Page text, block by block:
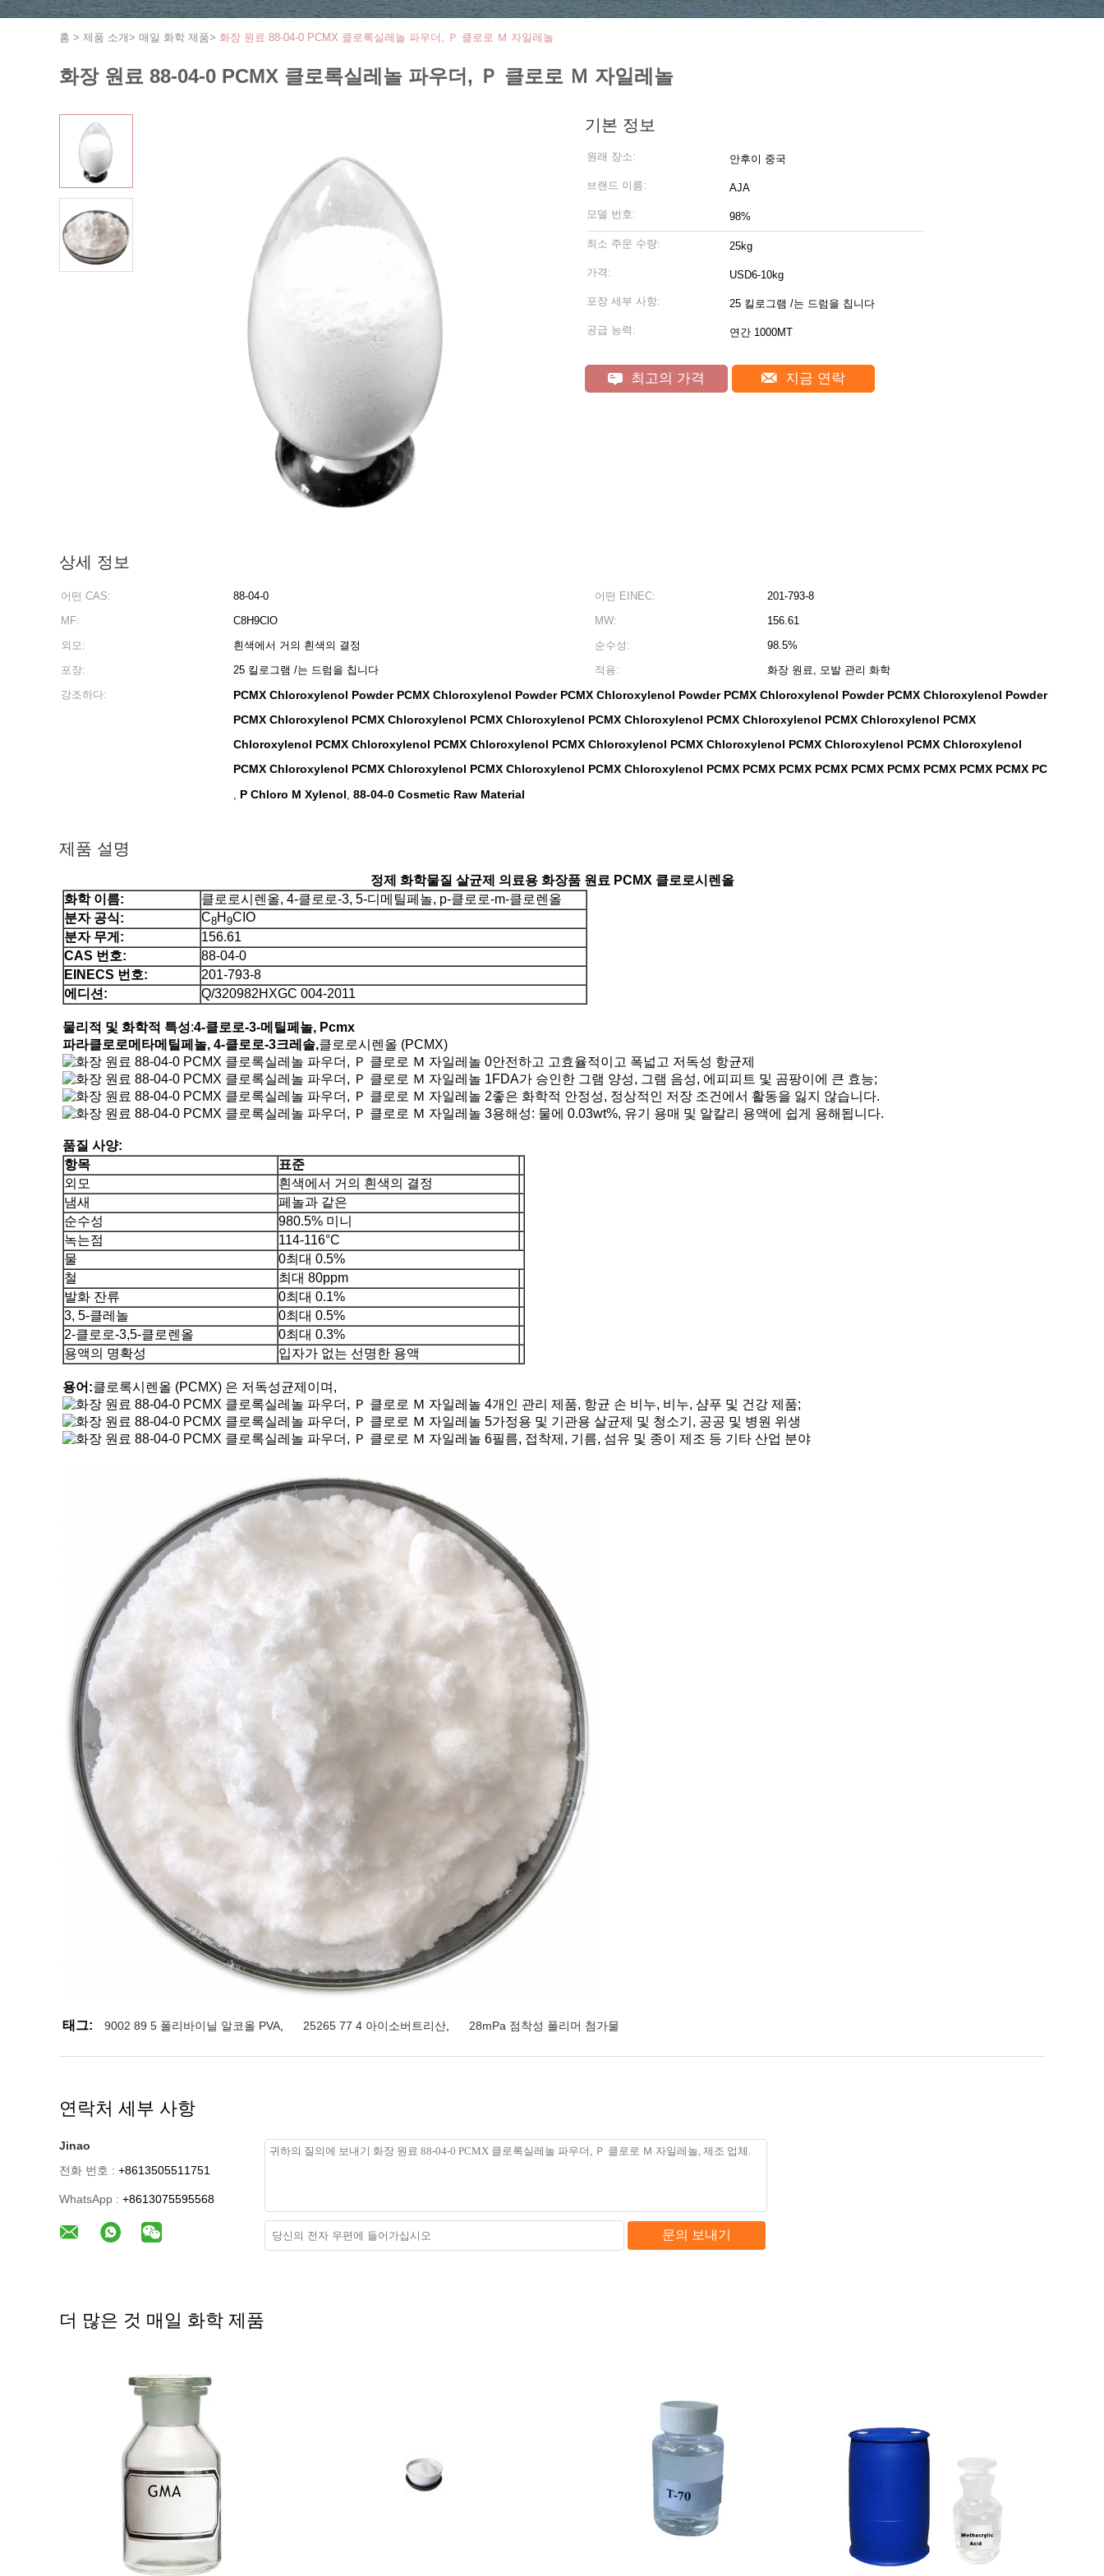
홈 > 제품 소개> 매일 화학 제품> 화장 원료 88-04-0 PCMX 클로록실레놀 파우더, Ｐ 클로로 Ｍ 자일레놀
화장 원료 88-04-0 PCMX 클로록실레놀 파우더, Ｐ 클로로 Ｍ 자일레놀
기본 정보
원래 장소: 안후이 중국
브랜드 이름: AJA
모델 번호: 98%
최소 주문 수량: 25kg
가격: USD6-10kg
포장 세부 사항: 25 킬로그램 /는 드럼을 칩니다
공급 능력: 연간 1000MT
최고의 가격 지금 연락
상세 정보
어떤 CAS: 88-04-0 어떤 EINEC:
201-793-8
MF:
C8H9ClO MW:
156.61
외모:
흰색에서 거의 흰색의 결정 순수성:
98.5%
포장:
25 킬로그램 /는 드럼을 칩니다 적용:
화장 원료, 모발 관리 화학
강조하다:
PCMX Chloroxylenol Powder PCMX Chloroxylenol Powder PCMX Chloroxylenol Powder PCMX Chloroxylenol Powder PCMX Chloroxylenol Powder
PCMX Chloroxylenol PCMX Chloroxylenol PCMX Chloroxylenol PCMX Chloroxylenol PCMX Chloroxylenol PCMX Chloroxylenol PCMX
Chloroxylenol PCMX Chloroxylenol PCMX Chloroxylenol PCMX Chloroxylenol PCMX Chloroxylenol PCMX Chloroxylenol PCMX Chloroxylenol
PCMX Chloroxylenol PCMX Chloroxylenol PCMX Chloroxylenol PCMX Chloroxylenol PCMX PCMX PCMX PCMX PCMX PCMX PCMX PCMX PCMX PC
, P Chloro M Xylenol, 88-04-0 Cosmetic Raw Material
제품 설명
정제 화학물질 살균제 의료용 화장품 원료 PCMX 클로로시렌올
화학 이름:
클로로시렌올, 4-클로로-3, 5-디메틸페놀, p-클로로-m-클로렌올
분자 공식:
C8H 9CIO
분자 무게:
156.61
CAS 번호:
88-04-0
EINECS 번호:
201-793-8
에디션:
Q/320982HXGC 004-2011
물리적 및 화학적 특성:4-클로로-3-메틸페놀, Pcmx
파라클로로메타메틸페놀, 4-클로로-3크레솔,클로로시렌올 (PCMX)
안전하고 고효율적이고 폭넓고 저독성 항균제
FDA가 승인한 그램 양성, 그램 음성, 에피피트 및 곰팡이에 큰 효능;
좋은 화학적 안정성, 정상적인 저장 조건에서 활동을 잃지 않습니다.
용해성: 물에 0.03wt%, 유기 용매 및 알칼리 용액에 쉽게 용해됩니다.
품질 사양:
항목
표준
외모
흰색에서 거의 흰색의 결정
냄새
페놀과 같은
순수성
980.5% 미니
녹는점
114-116°C
물
0최대 0.5%
철
최대 80ppm
발화 잔류
0최대 0.1%
3, 5-클레놀
0최대 0.5%
2-클로로-3,5-클로렌올
0최대 0.3%
용액의 명확성
입자가 없는 선명한 용액
용어:클로록시렌올 (PCMX) 은 저독성균제이며,
개인 관리 제품, 항균 손 비누, 비누, 샴푸 및 건강 제품;
가정용 및 기관용 살균제 및 청소기, 공공 및 병원 위생
필름, 접착제, 기름, 섬유 및 종이 제조 등 기타 산업 분야
태그: 9002 89 5 폴리바이닐 알코올 PVA 25265 77 4 아이소버트리산 28mPa 점착성 폴리머 첨가물
연락처 세부 사항
Jinao
전화 번호 : +8613505511751
WhatsApp : +8613075595568
문의 보내기
더 많은 것 매일 화학 제품